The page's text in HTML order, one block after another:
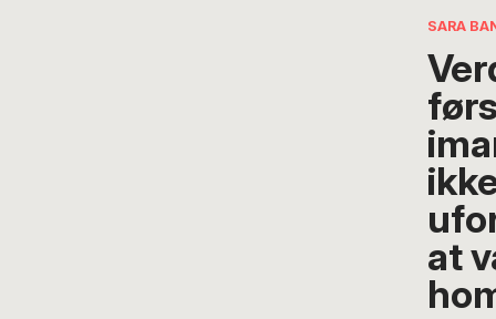
artikel,
jord
sexet,
SARA
at